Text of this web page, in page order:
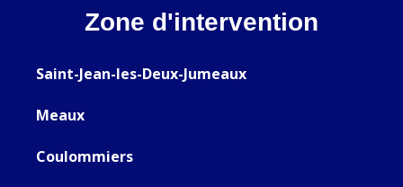
Zone d'intervention
Saint-Jean-les-Deux-Jumeaux
Meaux
Coulommiers